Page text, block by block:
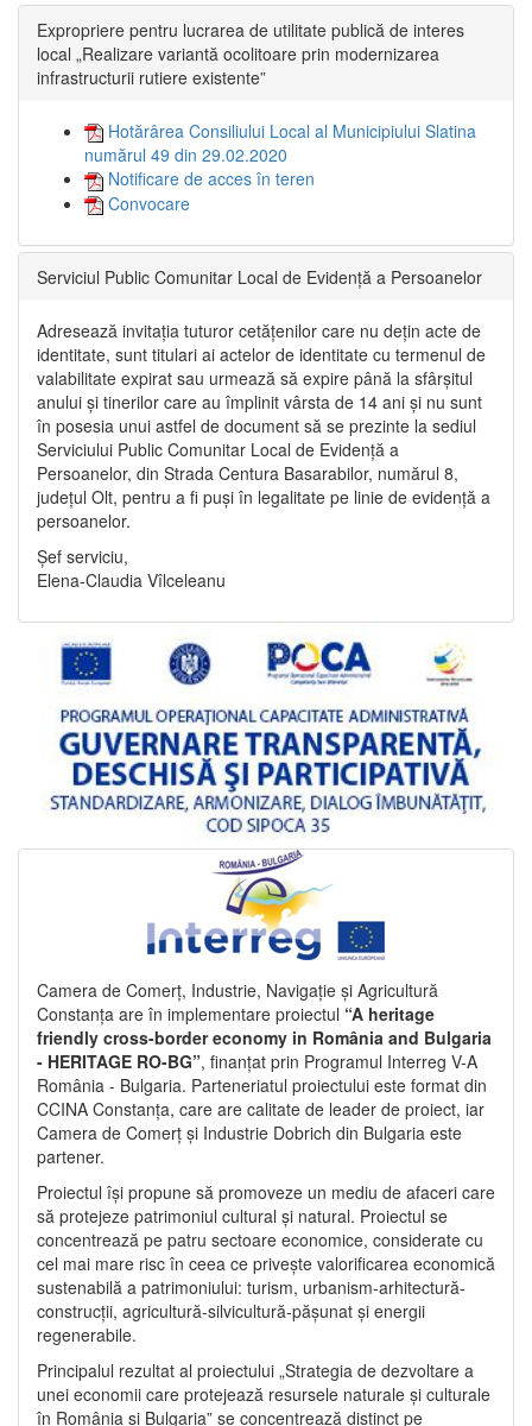
Expropriere pentru lucrarea de utilitate publică de interes
local „Realizare variantă ocolitoare prin modernizarea
infrastructurii rutiere existente”
Hotărârea Consiliului Local al Municipiului Slatina
numărul 49 din 29.02.2020
Notificare de acces în teren
Convocare
Serviciul Public Comunitar Local de Evidență a Persoanelor
Adresează invitația tuturor cetățenilor care nu dețin acte de
identitate, sunt titulari ai actelor de identitate cu termenul de
valabilitate expirat sau urmează să expire până la sfârșitul
anului și tinerilor care au împlinit vârsta de 14 ani și nu sunt
în posesia unui astfel de document să se prezinte la sediul
Serviciului Public Comunitar Local de Evidență a
Persoanelor, din Strada Centura Basarabilor, numărul 8,
județul Olt, pentru a fi puși în legalitate pe linie de evidență a
persoanelor.
Șef serviciu,
Elena-Claudia Vîlceleanu
Camera de Comerț, Industrie, Navigație și Agricultură
Constanța are în implementare proiectul “A heritage
friendly cross-border economy in România and Bulgaria
- HERITAGE RO-BG”, finanțat prin Programul Interreg V-A
România - Bulgaria. Parteneriatul proiectului este format din
CCINA Constanța, care are calitate de leader de proiect, iar
Camera de Comerț și Industrie Dobrich din Bulgaria este
partener.
Proiectul își propune să promoveze un mediu de afaceri care
să protejeze patrimoniul cultural și natural. Proiectul se
concentrează pe patru sectoare economice, considerate cu
cel mai mare risc în ceea ce privește valorificarea economică
sustenabilă a patrimoniului: turism, urbanism-arhitectură-
construcții, agricultură-silvicultură-pășunat și energii
regenerabile.
Principalul rezultat al proiectului „Strategia de dezvoltare a
unei economii care protejează resursele naturale și culturale
în România și Bulgaria” se concentrează distinct pe